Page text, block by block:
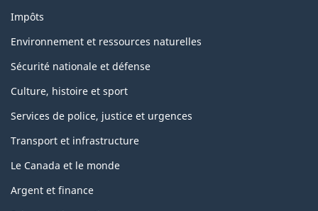
Impôts
Environnement et ressources naturelles
Sécurité nationale et défense
Culture, histoire et sport
Services de police, justice et urgences
Transport et infrastructure
Le Canada et le monde
Argent et finance